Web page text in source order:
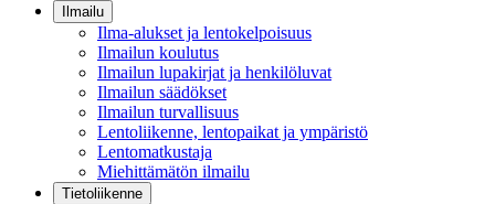
Ilmailu
Ilma-alukset ja lentokelpoisuus
Ilmailun koulutus
Ilmailun lupakirjat ja henkilöluvat
Ilmailun säädökset
Ilmailun turvallisuus
Lentoliikenne, lentopaikat ja ympäristö
Lentomatkustaja
Miehittämätön ilmailu
Tietoliikenne